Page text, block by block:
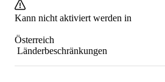
Kann nicht aktiviert werden in
Österreich
Länderbeschränkungen